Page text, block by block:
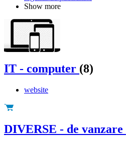
Show more
IT - computer (8)
website
DIVERSE - de vanzare